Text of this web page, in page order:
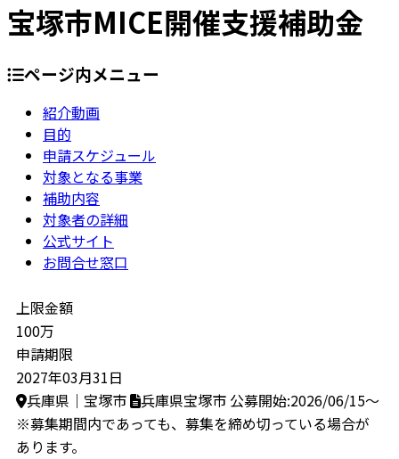
宝塚市MICE開催支援補助金
ページ内メニュー
紹介動画
目的
申請スケジュール
対象となる事業
補助内容
対象者の詳細
公式サイト
お問合せ窓口
上限金額
100万
申請期限
2027年03月31日
兵庫県｜宝塚市
兵庫県宝塚市 公募開始:2026/06/15～
※募集期間内であっても、募集を締め切っている場合が
あります。